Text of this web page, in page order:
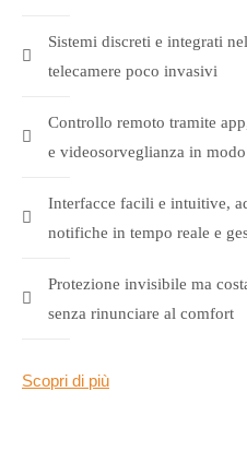
Sistemi discreti e integrati
telecamere poco invasivi
Controllo remoto tramite
e videosorveglianza in
Interfacce facili e intuitive,
notifiche in tempo reale e
Protezione invisibile ma
senza rinunciare al comfort
Scopri di più